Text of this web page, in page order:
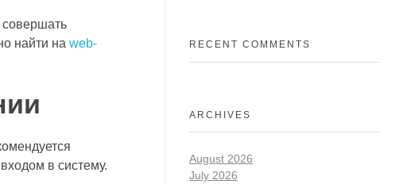
совершать
найти на web-
в систему.
RECENT COMMENTS
ARCHIVES
August 2026
July 2026